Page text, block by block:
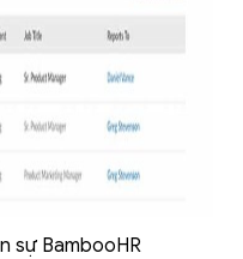
sự BambooHR